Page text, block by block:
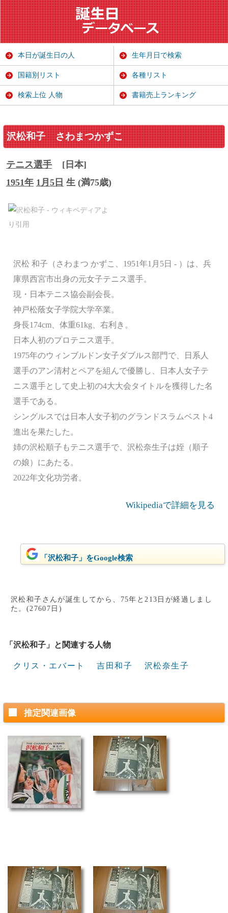
沢松和子 さわまつかずこ
テニス選手
[日本]
1951年 1月5日 生 (満75歳)
沢松 和子（さわまつ かずこ、1951年1月5日 - ）は、兵
庫県西宮市出身の元女子テニス選手。
現・日本テニス協会副会長。
神戸松蔭女子学院大学卒業。
身長174cm、体重61kg、右利き。
日本人初のプロテニス選手。
1975年のウィンブルドン女子ダブルス部門で、日系人
選手のアン清村とペアを組んで優勝し、日本人女子テ
ニス選手として史上初の4大大会タイトルを獲得した名
選手である。
シングルスでは日本人女子初のグランドスラムベスト4
進出を果たした。
姉の沢松順子もテニス選手で、沢松奈生子は姪（順子
の娘）にあたる。
2022年文化功労者。
Wikipediaで詳細を見る
「沢松和子」をGoogle検索
沢松和子さんが誕生してから、75年と213日が経過しまし
た。(27607日)
「沢松和子」と関連する人物
クリス・エバート 吉田和子 沢松奈生子
推定関連画像
本日が誕生日の人 生年月日で検索
国籍別リスト 各種リスト
検索上位 人物 書籍売上ランキング